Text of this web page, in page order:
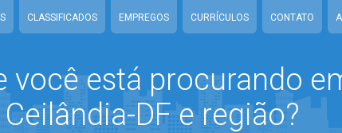
CLASSIFICADOS EMPREGOS CURRÍCULOS CONTATO
você está procurando
Ceilândia-DF e região?